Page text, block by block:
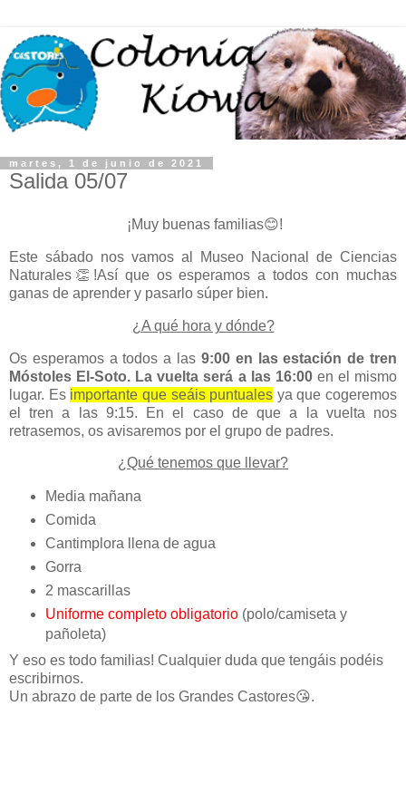
martes, 1 de junio de 2021
Salida 05/07
¡Muy buenas familias😊!
Este sábado nos vamos al Museo Nacional de Ciencias
Naturales👏!Así que os esperamos a todos con muchas
ganas de aprender y pasarlo súper bien.
¿A qué hora y dónde?
Os esperamos a todos a las 9:00 en las estación de tren
Móstoles El-Soto. La vuelta será a las 16:00en el mismo
lugar. Es importante que seáis puntuales ya que cogeremos
el tren a las 9:15. En el caso de que a la vuelta nos
retrasemos, os avisaremos por el grupo de padres.
¿Qué tenemos que llevar?
Media mañana
Comida
Cantimplora llena de agua
Gorra
2 mascarillas
Uniforme completo obligatorio (polo/camiseta y
pañoleta)
Y eso es todo familias! Cualquier duda que tengáis podéis
escribirnos.
Un abrazo de parte de los Grandes Castores😘.